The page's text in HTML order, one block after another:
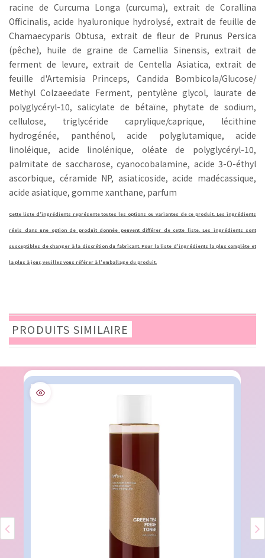
racine de Curcuma Longa (curcuma), extrait de Corallina
Officinalis, acide hyaluronique hydrolysé, extrait de feuille de
Chamaecyparis Obtusa, extrait de fleur de Prunus Persica
(pêche), huile de graine de Camellia Sinensis, extrait de
ferment de levure, extrait de Centella Asiatica, extrait de
feuille d'Artemisia Princeps, Candida Bombicola/​Glucose/​
Methyl Colzaeedate Ferment, pentylène glycol, laurate de
polyglycéryl-10, salicylate de bétaïne, phytate de sodium,
cellulose, triglycéride caprylique/​caprique, lécithine
hydrogénée, panthénol, acide polyglutamique, acide
linoléique, acide linolénique, oléate de polyglycéryl-10,
palmitate de saccharose, cyanocobalamine, acide 3-O-éthyl
ascorbique, céramide NP, asiaticoside, acide madécassique,
acide asiatique, gomme xanthane, parfum
Cette liste d'ingrédients représente toutes les options ou variantes de ce produit. Les ingrédients
réels dans une option de produit donnée peuvent différer de cette liste. Les ingrédients sont
susceptibles de changer à la discrétion du fabricant. Pour la liste d'ingrédients la plus complète et
la plus à jour, veuillez vous référer à l'emballage du produit.
PRODUITS SIMILAIRE